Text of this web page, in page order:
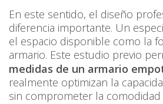
En este sentido, el diseño
diferencia importante. Un
el espacio disponible como la
armario. Este estudio previo
medidas de un armario
realmente optimizan la
sin comprometer la comodidad